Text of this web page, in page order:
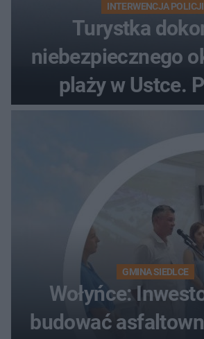
INTERWENCJA POLICJI
Turystka
niebezpiecznego
plaży w Ustce.
musiała
wybrzeża
GMINA SIEDLCE
Wołyńce:
budować